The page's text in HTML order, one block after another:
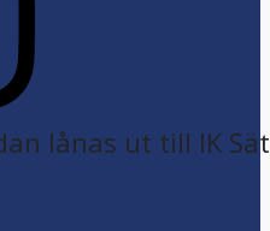
lånas ut till IK